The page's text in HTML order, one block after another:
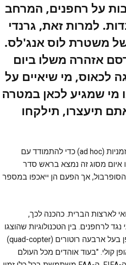
על רחפנים, המרחב
למרות זאת, גרנדי
משטרת לוס אנג'לס.
אזהרה משלו ביום
לכאוס, מי שיאיים על
מי שמגיע לכאן במטרה
תיעצרו, תילקחו
בשנים האחרונות הסתמכו הרשויות הפדרליות והמקומיות על מערכות זמניות (ad hoc) כדי להתמודד עם
איום מסוג זה נמצא בראש סדר
אך הפעם הן ייאכפו במספר
באינגלווד בין פרגוואי לארצות הברית. כהכנה לכך,
לרחפנים. בין הטכנולוגיות שהוצגו
במהלך מפגש הדרכה שנערך לאחרונה בהאנטסוויל, אלבמה, היה רחפן בעל ארבעה רוטורים (quad-copter)
קולי. "בעוד אוהדים מכל העולם